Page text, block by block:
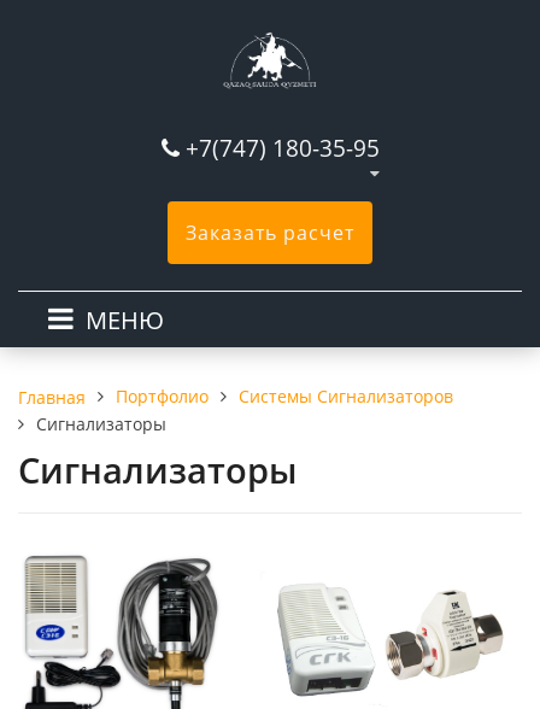
+7(747) 180-35-95
Заказать расчет
МЕНЮ
Главная Портфолио
Системы Сигнализаторов
Сигнализаторы
Сигнализаторы